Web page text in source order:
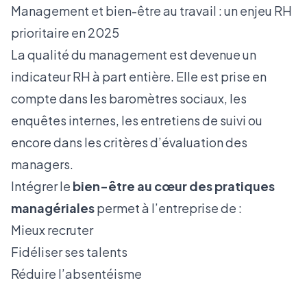
Management et bien-être au travail : un enjeu RH
prioritaire en 2025
La qualité du management est devenue un
indicateur RH à part entière. Elle est prise en
compte dans les baromètres sociaux, les
enquêtes internes, les entretiens de suivi ou
encore dans les critères d’évaluation des
managers.
Intégrer le bien-être au cœur des pratiques
managérialespermet à l’entreprise de :
Mieux recruter
Fidéliser ses talents
Réduire l’absentéisme